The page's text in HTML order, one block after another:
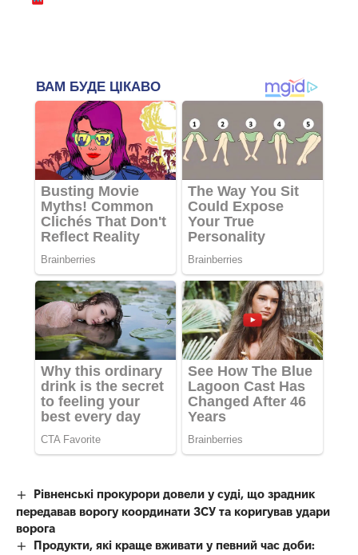
Рівненські прокурори довели у суді, що зрадник
передавав ворогу координати ЗСУ та коригував удари
ворога
Продукти, які краще вживати у певний час доби: